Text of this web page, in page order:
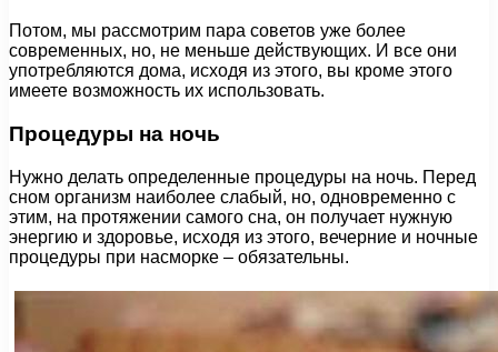
Потом, мы рассмотрим пара советов уже более
современных, но, не меньше действующих. И все они
употребляются дома, исходя из этого, вы кроме этого
имеете возможность их использовать.
Процедуры на ночь
Нужно делать определенные процедуры на ночь. Перед
сном организм наиболее слабый, но, одновременно с
этим, на протяжении самого сна, он получает нужную
энергию и здоровье, исходя из этого, вечерние и ночные
процедуры при насморке – обязательны.